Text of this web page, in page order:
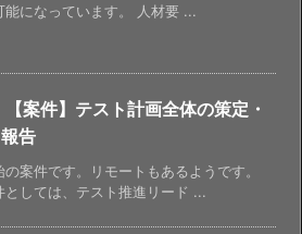
能になっています。 人材要 ...
【案件】テスト計画全体の策定・
告
の案件です。リモートもあるようです。
としては、テスト推進リード ...